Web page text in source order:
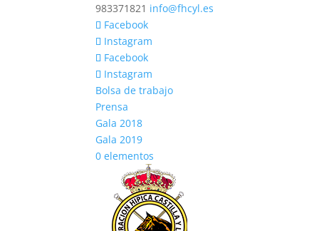
983371821 info@fhcyl.es
Facebook
Instagram
Facebook
Instagram
Bolsa de trabajo
Prensa
Gala 2018
Gala 2019
0 elementos